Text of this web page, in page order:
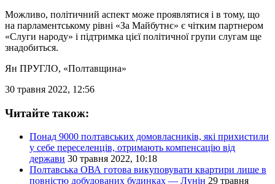
Можливо, політичний аспект може проявлятися і в тому, що
на парламентському рівні «За Майбутнє» є чітким партнером
«Слуги народу» і підтримка цієї політичної групи слугам ще
знадобиться.
Ян ПРУГЛО, «Полтавщина»
30 травня 2022, 12:56
Читайте також:
Понад 9000 полтавських домовласників, які прихистили
у себе переселенців, отримають компенсацію від
держави 30 травня 2022, 10:18
Полтавська ОВА готова викуповувати квартири лише в
повністю добудованих будинках — Лунін 29 травня